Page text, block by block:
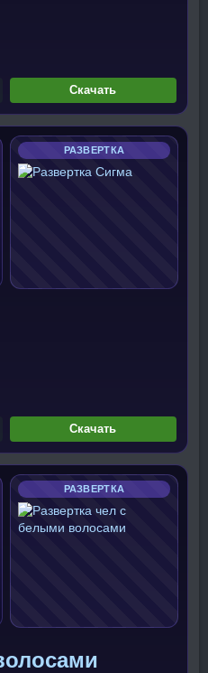
Скачать
РАЗВЕРТКА
Скачать
РАЗВЕРТКА